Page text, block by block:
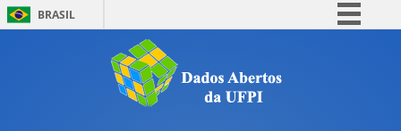
BRASIL
Comunica BR
Participe